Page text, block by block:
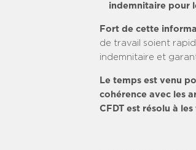
indemnitaire pour
Fort de cette
de travail soient
indemnitaire et
Le temps est venu
cohérence avec les
CFDT est résolu à